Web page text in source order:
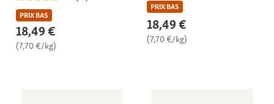
PRIX BAS
18,49 €
(7,70 €/kg)
PRIX BAS
18,49 €
(7,70 €/kg)